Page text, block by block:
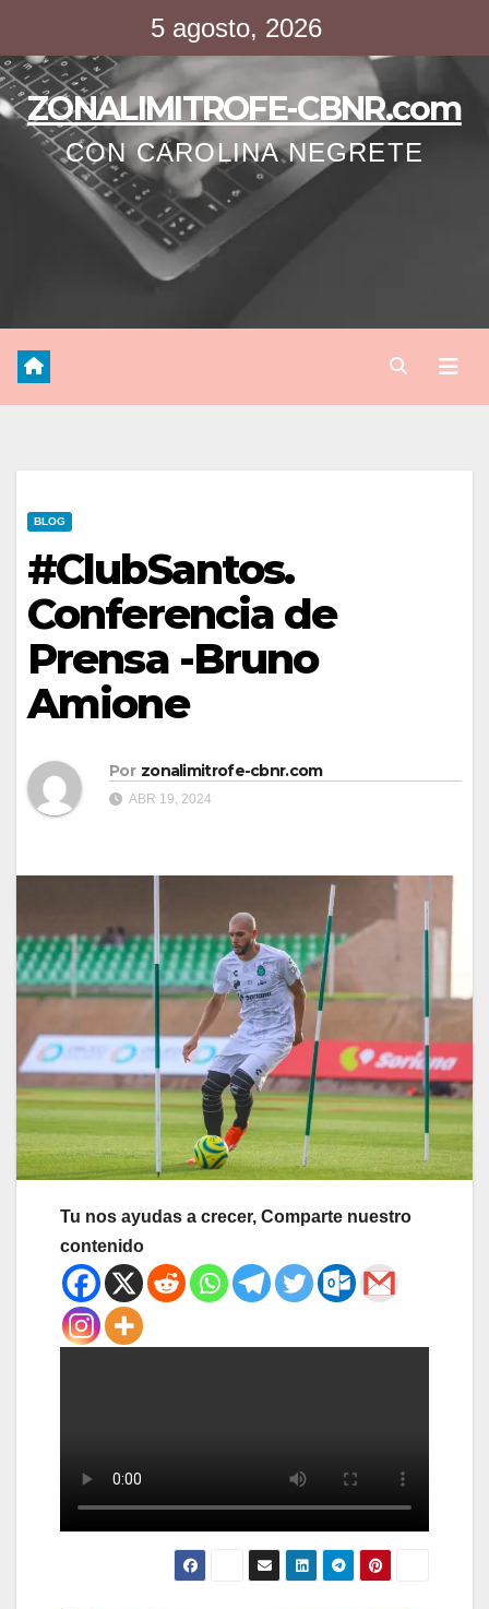
contenido
5 agosto, 2026
ZONALIMITROFE-CBNR.com
CON CAROLINA NEGRETE
BLOG
#ClubSantos.
Conferencia de
Prensa -Bruno
Amione
Por zonalimitrofe-cbnr.com
ABR 19, 2024
Tu nos ayudas a crecer, Comparte nuestro
contenido